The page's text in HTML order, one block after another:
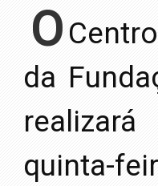
O
da
quinta-